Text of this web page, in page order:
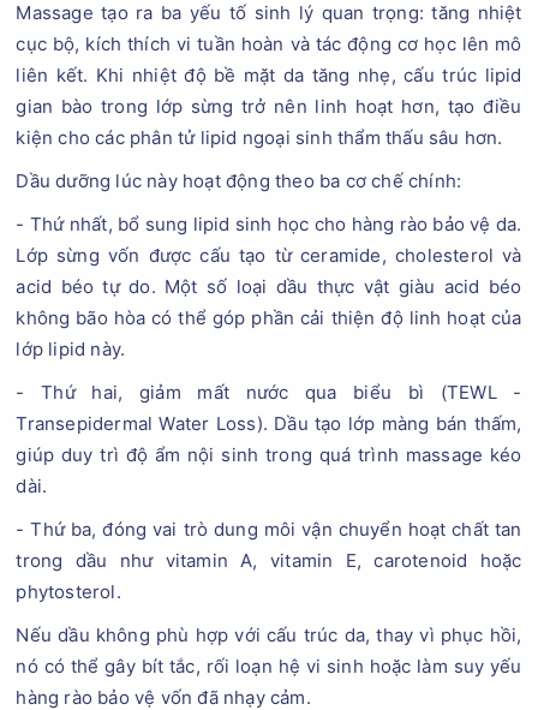
Massage tạo ra ba yếu tố sinh lý quan trọng: tăng nhiệt
cục bộ, kích thích vi tuần hoàn và tác động cơ học lên mô
liên kết. Khi nhiệt độ bề mặt da tăng nhẹ, cấu trúc lipid
gian bào trong lớp sừng trở nên linh hoạt hơn, tạo điều
kiện cho các phân tử lipid ngoại sinh thẩm thấu sâu hơn.
Dầu dưỡng lúc này hoạt động theo ba cơ chế chính:
- Thứ nhất, bổ sung lipid sinh học cho hàng rào bảo vệ da.
Lớp sừng vốn được cấu tạo từ ceramide, cholesterol và
acid béo tự do. Một số loại dầu thực vật giàu acid béo
không bão hòa có thể góp phần cải thiện độ linh hoạt của
lớp lipid này.
- Thứ hai, giảm mất nước qua biểu bì (TEWL -
Transepidermal Water Loss). Dầu tạo lớp màng bán thấm,
giúp duy trì độ ẩm nội sinh trong quá trình massage kéo
dài.
- Thứ ba, đóng vai trò dung môi vận chuyển hoạt chất tan
trong dầu như vitamin A, vitamin E, carotenoid hoặc
phytosterol.
Nếu dầu không phù hợp với cấu trúc da, thay vì phục hồi,
nó có thể gây bít tắc, rối loạn hệ vi sinh hoặc làm suy yếu
hàng rào bảo vệ vốn đã nhạy cảm.